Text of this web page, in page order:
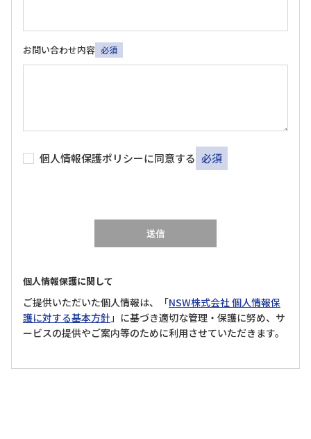
お問い合わせ内容 必須
個人情報保護ポリシーに同意する 必須
個人情報保護に関して
ご提供いただいた個人情報は、「NSW株式会社 個人情報保
護に対する基本方針 」に基づき適切な管理‧保護に努め、サ
ービスの提供やご案内等のために利用させていただきます。